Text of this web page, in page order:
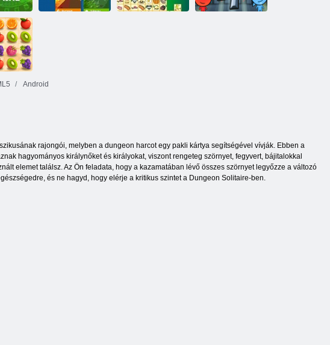
Android
rajongói, melyben a dungeon harcot egy pakli kártya segítségével vívják. Ebben a
hagyományos királynőket és királyokat, viszont rengeteg szörnyet, fegyvert, bájitalokkal
elemet találsz. Az Ön feladata, hogy a kazamatában lévő összes szörnyet legyőzze a változó
és ne hagyd, hogy elérje a kritikus szintet a Dungeon Solitaire-ben.